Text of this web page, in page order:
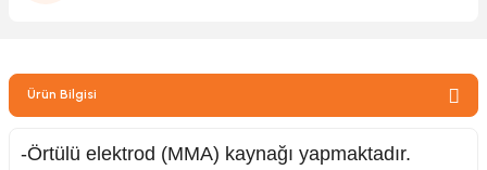
Ürün Bilgisi
-Örtülü elektrod (MMA) kaynağı yapmaktadır.